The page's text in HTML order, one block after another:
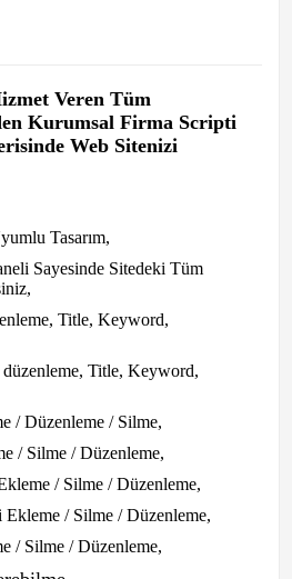
Veren Tüm
Kurumsal Firma Scripti
Web Sitenizi
Tasarım,
Sayesinde Sitedeki Tüm
Title, Keyword,
Title, Keyword,
/ Düzenleme / Silme,
/ Silme / Düzenleme,
/ Silme / Düzenleme,
Ekleme / Silme / Düzenleme,
/ Silme / Düzenleme,